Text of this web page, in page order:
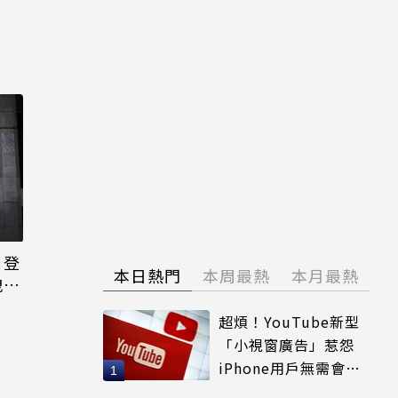
本日熱門 本周最熱 本月最熱
超煩！YouTube新型
「小視窗廣告」惹怨
iPhone用戶無需會員